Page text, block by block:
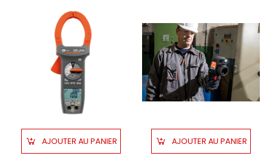
AJOUTER AU PANIER AJOUTER AU PANIER